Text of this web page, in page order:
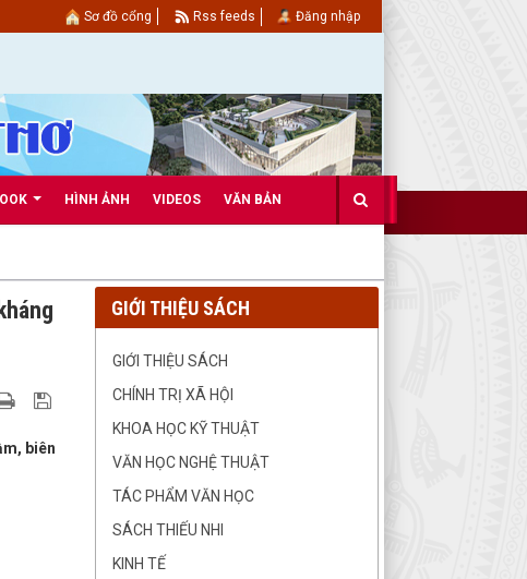
HÌNH ẢNH VIDEOS VĂN BẢN
Sơ đồ cổng Rss feeds Đăng nhập
biên
GIỚI THIỆU SÁCH
GIỚI THIỆU SÁCH
CHÍNH TRỊ XÃ HỘI
KHOA HỌC KỸ THUẬT
VĂN HỌC NGHỆ THUẬT
TÁC PHẨM VĂN HỌC
SÁCH THIẾU NHI
KINH TẾ